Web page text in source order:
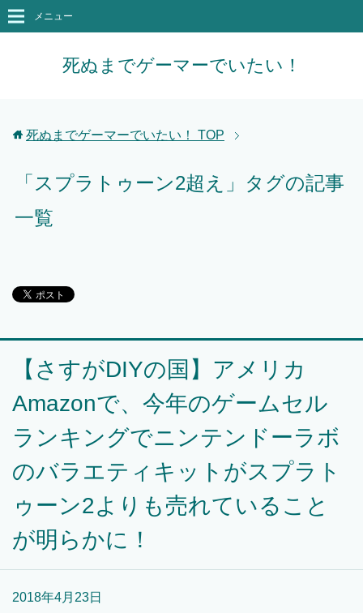
死ぬまでゲーマーでいたい！
メニュー
死ぬまでゲーマーでいたい！ TOP
「スプラトゥーン2超え」タグの記事
一覧
【さすがDIYの国】アメリカ
Amazonで、今年のゲームセル
ランキングでニンテンドーラボ
のバラエティキットがスプラト
ゥーン2よりも売れていること
が明らかに！
2018年4月23日